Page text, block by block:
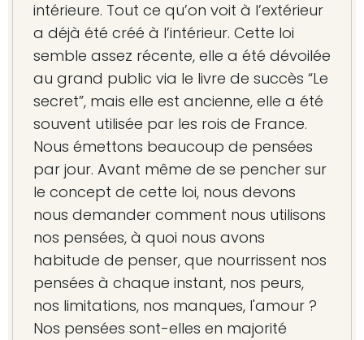
intérieure. Tout ce qu’on voit à l’extérieur
a déjà été créé à l’intérieur. Cette loi
semble assez récente, elle a été dévoilée
au grand public via le livre de succès “Le
secret”, mais elle est ancienne, elle a été
souvent utilisée par les rois de France.
Nous émettons beaucoup de pensées
par jour. Avant même de se pencher sur
le concept de cette loi, nous devons
nous demander comment nous utilisons
nos pensées, à quoi nous avons
habitude de penser, que nourrissent nos
pensées à chaque instant, nos peurs,
nos limitations, nos manques, l'amour ?
Nos pensées sont-elles en majorité